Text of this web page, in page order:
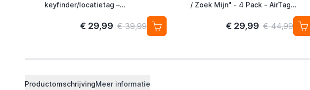
keyfinder/locatietag –
Android/Google Find My Device –
€ 29,99 € 39,99
/ Zoek Mijn" - 4 Pack - AirTag
€ 29,99 € 44,99
ProductomschrijvingMeer informatie